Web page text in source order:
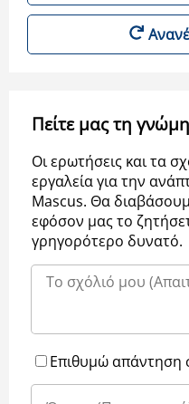
Πείτε μας τη
Οι ερωτήσεις και τα
εργαλεία για την
Μascus. Θα
εφόσον μας το
γρηγορότερο δυνατό.
Επιθυμώ απάντηση